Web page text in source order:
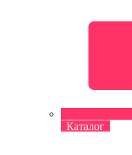
Каталог